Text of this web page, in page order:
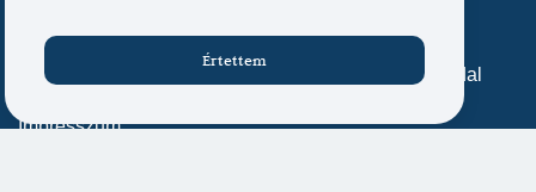
Értettem
Jegyvásárlás
Archív weboldal
Archív SZÍN-TÁR oldal
Kapcsolat
Impresszum